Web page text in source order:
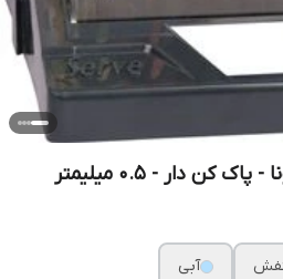
دار - 0.5 میلیمتر
آبی